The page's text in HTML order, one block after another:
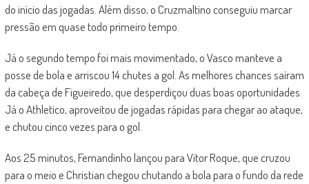
do início das jogadas. Além disso, o Cruzmaltino conseguiu marcar
pressão em quase todo primeiro tempo.
Já o segundo tempo foi mais movimentado, o Vasco manteve a
posse de bola e arriscou 14 chutes a gol. As melhores chances saíram
da cabeça de Figueiredo, que desperdiçou duas boas oportunidades.
Já o Athletico, aproveitou de jogadas rápidas para chegar ao ataque,
e chutou cinco vezes para o gol.
Aos 25 minutos, Fernandinho lançou para Vitor Roque, que cruzou
para o meio e Christian chegou chutando a bola para o fundo da rede